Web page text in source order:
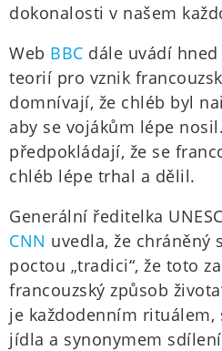
dokonalosti v našem
Web BBC dále uvádí
teorií pro vznik
domnívají, že chléb byl
aby se vojákům lépe
předpokládají, že se
chléb lépe trhal a dělil.
Generální ředitelka
CNN uvedla, že chráněný
poctou „tradici“, že toto
francouzský způsob
je každodenním
jídla a synonymem